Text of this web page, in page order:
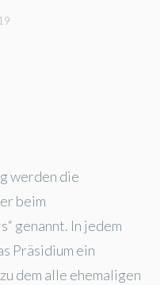
werden die
beim
genannt. In jedem
Präsidium ein
dem alle ehemaligen